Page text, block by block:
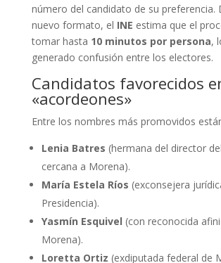
número del candidato de su preferencia.
nuevo formato, el INE estima que el
tomar hasta 10 minutos por persona,
generado confusión entre los electores.
Candidatos favorecidos
«acordeones»
Entre los nombres más promovidos
Lenia Batres (hermana del director
cercana a Morena).
María Estela Ríos (exconsejera
Presidencia).
Yasmín Esquivel (con reconocida
Morena).
Loretta Ortiz (exdiputada federal de